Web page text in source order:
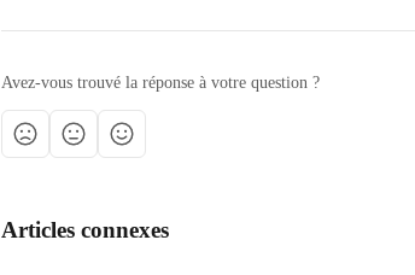
Avez-vous trouvé la réponse à votre question ?
Articles connexes